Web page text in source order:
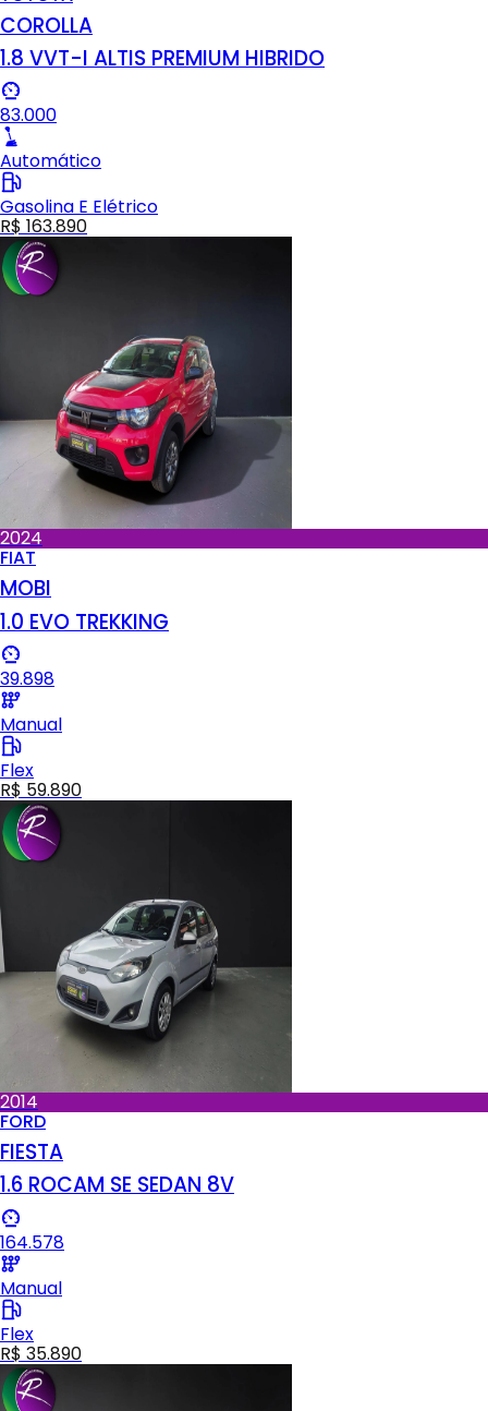
COROLLA
1.8 VVT-I ALTIS PREMIUM HIBRIDO
83.000
Automático
Gasolina E Elétrico
R$ 163.890
2024
FIAT
MOBI
1.0 EVO TREKKING
39.898
Manual
Flex
R$ 59.890
2014
FORD
FIESTA
1.6 ROCAM SE SEDAN 8V
164.578
Manual
Flex
R$ 35.890